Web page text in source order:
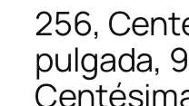
256,
pulgada,